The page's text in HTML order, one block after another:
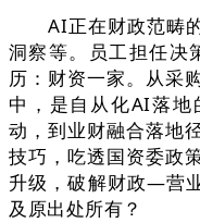
AI正在财政范畴的
洞察等。员工担任决
历：财资一家。从采
中，是自从化AI落
动，到业财融合落地
技巧，吃透国资委政
升级，破解财政—营
及原出处所有？